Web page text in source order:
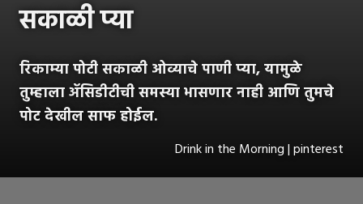
सकाळी प्या
रिकाम्या पोटी सकाळी ओव्याचे पाणी प्या, यामुळे
तुम्हाला ॲसिडीटीची समस्या भासणार नाही आणि तुमचे
पोट देखील साफ होईल.
Drink in the Morning | pinterest